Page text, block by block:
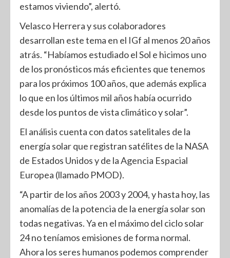
estamos viviendo”, alertó.
Velasco Herrera y sus colaboradores
desarrollan este tema en el IGf al menos 20 años
atrás. “Habíamos estudiado el Sol e hicimos uno
de los pronósticos más eficientes que tenemos
para los próximos 100 años, que además explica
lo que en los últimos mil años había ocurrido
desde los puntos de vista climático y solar”.
El análisis cuenta con datos satelitales de la
energía solar que registran satélites de la NASA
de Estados Unidos y de la Agencia Espacial
Europea (llamado PMOD).
“A partir de los años 2003 y 2004, y hasta hoy, las
anomalías de la potencia de la energía solar son
todas negativas. Ya en el máximo del ciclo solar
24 no teníamos emisiones de forma normal.
Ahora los seres humanos podemos comprender